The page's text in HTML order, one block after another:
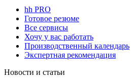
hh PRO
Готовое резюме
Все сервисы
Хочу у вас работать
Производственный календарь
Экспертная рекомендация
Новости и статьи